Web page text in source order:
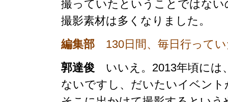
撮っていたということではな
撮影素材は多くなりました。
編集部 130日間、毎日行って
郭達俊 いいえ。2013年頃には
ないですし、だいたいイベン